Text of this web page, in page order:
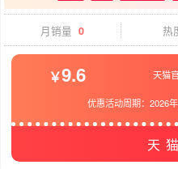
月销量 0 热
9.6 天猫
优惠活动周期：2026
天